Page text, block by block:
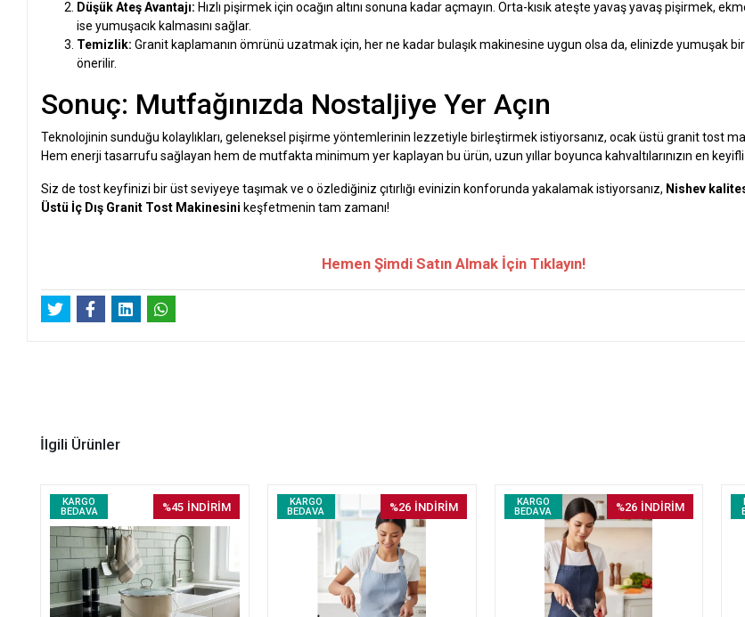
Düşük Ateş Avantajı: Hızlı pişirmek için ocağın altını sonuna kadar açmayın. Orta-kısık ateşte yavaş yavaş pişirmek,
ise yumuşacık kalmasını sağlar.
Temizlik: Granit kaplamanın ömrünü uzatmak için, her ne kadar bulaşık makinesine uygun olsa da, elinizde yumuşak bir
önerilir.
Sonuç: Mutfağınızda Nostaljiye Yer Açın
Teknolojinin sunduğu kolaylıkları, geleneksel pişirme yöntemlerinin lezzetiyle birleştirmek istiyorsanız, ocak üstü granit tost
Hem enerji tasarrufu sağlayan hem de mutfakta minimum yer kaplayan bu ürün, uzun yıllar boyunca kahvaltılarınızın en keyifli
Siz de tost keyfinizi bir üst seviyeye taşımak ve o özlediğiniz çıtırlığı evinizin konforunda yakalamak istiyorsanız, Nishev
Üstü İç Dış Granit Tost Makinesini keşfetmenin tam zamanı!
Hemen Şimdi Satın Almak İçin Tıklayın!
İlgili Ürünler
KARGO
BEDAVA
%45 İNDİRİM
KARGO
BEDAVA
%26 İNDİRİM
KARGO
BEDAVA
%26 İNDİRİM